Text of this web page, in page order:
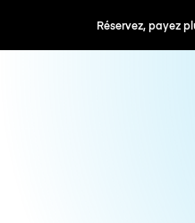
Réservez, payez plus tard